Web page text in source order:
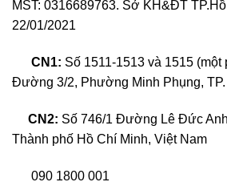
như chọn cửa hàng thi công
Loa zin xeHonda Accord
MST: 0316689763. Sở KH&ĐT
22/01/2021
CN1: Số 1511-1513 và 1515 (một
Đường 3/2, Phường Minh Phụng,
CN2: Số 746/1 Đường Lê Đức
Thành phố Hồ Chí Minh, Việt Nam
090 1800 001